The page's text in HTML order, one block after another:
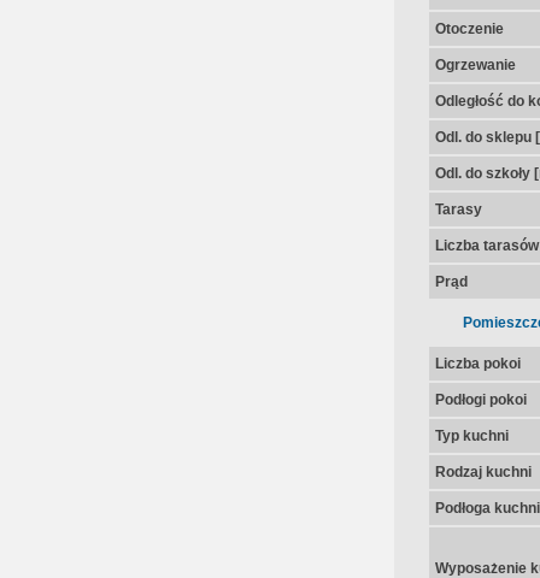
Otoczenie
Ogrzewanie
Odległość do
Odl. do sklepu
Odl. do szkoły
Tarasy
Liczba tarasów
Prąd
Liczba pokoi
Podłogi pokoi
Typ kuchni
Rodzaj kuchni
Podłoga kuchni
Wyposażenie